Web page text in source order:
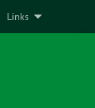
Links